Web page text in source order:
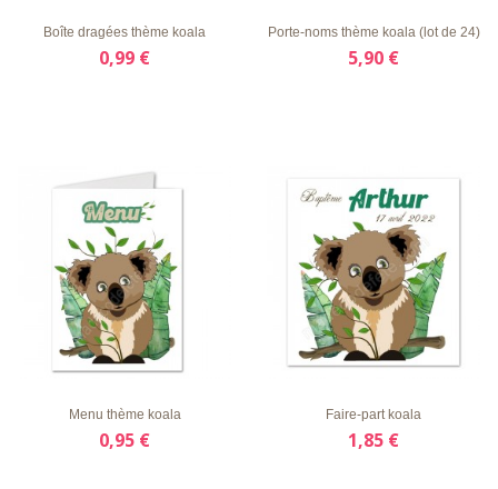
Boîte dragées thème koala
0,99 €
Porte-noms thème koala (lot de 24)
5,90 €
LISTE
D'ENVIE
APERÇU
RAPIDE
DÉTAILS
Menu thème koala
0,95 €
LISTE
D'ENVIE
APERÇU
RAPIDE
DÉTAILS
Faire-part koala
1,85 €